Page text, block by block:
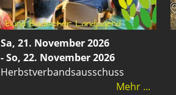
Sa, 21. November 2026
- So, 22. November 2026
Herbstverbandsausschuss
Mehr ...